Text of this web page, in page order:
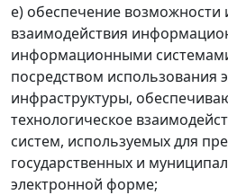
е) обеспечение
взаимодействия
информационными
посредством использования
инфраструктуры,
технологическое
систем, используемых для
государственных и
электронной форме;